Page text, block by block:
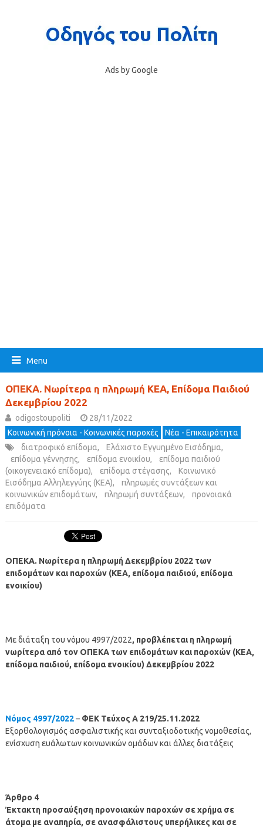
Ads by Google
Menu
ΟΠΕΚΑ. Νωρίτερα η πληρωμή ΚΕΑ, Επίδομα Παιδιού
Δεκεμβρίου 2022
odigostoupoliti
28/11/2022
Κοινωνική πρόνοια - Κοινωνικές παροχές
Νέα - Επικαιρότητα
διατροφικό επίδομα, Ελάχιστο Εγγυημένο Εισόδημα,
επίδομα γέννησης, επίδομα ενοικίου,
επίδομα παιδιού
(οικογενειακό επίδομα), επίδομα στέγασης,
Κοινωνικό
Εισόδημα Αλληλεγγύης (ΚΕΑ),
πληρωμές συντάξεων και
κοινωνικών επιδομάτων, πληρωμή συντάξεων,
προνοιακά
επιδόματα
ΟΠΕΚΑ. Νωρίτερα η πληρωμή Δεκεμβρίου 2022 των
επιδομάτων και παροχών (ΚΕΑ, επίδομα παιδιού, επίδομα
ενοικίου)
Με διάταξη του νόμου 4997/2022, προβλέπεται η πληρωμή
νωρίτερα από τον ΟΠΕΚΑ των επιδομάτων και παροχών (ΚΕΑ,
επίδομα παιδιού, επίδομα ενοικίου) Δεκεμβρίου 2022
Νόμος 4997/2022– ΦΕΚ Τεύχος Α 219/25.11.2022
Εξορθολογισμός ασφαλιστικής και συνταξιοδοτικής νομοθεσίας,
ενίσχυση ευάλωτων κοινωνικών ομάδων και άλλες διατάξεις
Άρθρο 4
Έκτακτη προσαύξηση προνοιακών παροχών σε χρήμα σε
άτομα με αναπηρία, σε ανασφάλιστους υπερήλικες και σε